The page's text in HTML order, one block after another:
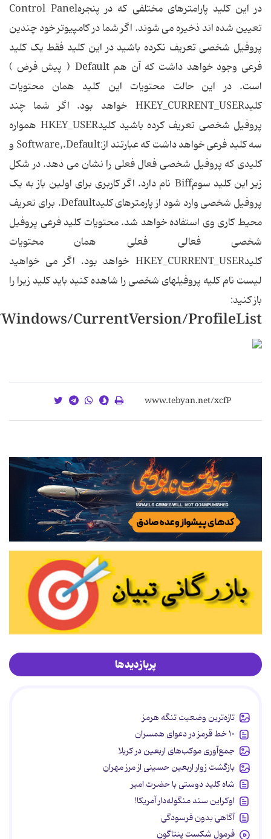
در این کلید پارامترهای مختلفی که در پنجرهControl Panel
تعیین شده اند ذخیره می شوند. اگر شما در کامپیوتر خود چندین
پروفیل شخصی تعریف نکرده باشید در این کلید فقط یک کلید
فرعی وجود خواهد داشت که آن هم Default ( پیش فرض )
است. در این حالت محتویات این کلید همان محتویات
کلیدHKEY_CURRENT_USER خواهد بود. اگر شما چند
پروفیل شخصی تعریف کرده باشید کلیدHKEY_USER همواره
سه کلید فرعی خواهد داشت که عبارتند از:Software,.Default و
کلیدی که پروفیل شخصی فعال فعلی را نشان می دهد. در شکل
زیر این کلید سومBiff نام دارد. اگر کاربری برای اولین باز به یک
پروفیل شخصی وارد شود از پارمترهای کلیدDefault. برای تعریف
محیط کاری وی استفاده خواهد شد. محتویات کلید فرعی پروفیل
شخصی فعالی فعلی همان محتویات
کلیدHKEY_CURRENT_USER خواهد بود. اگر می خواهید
لیست نام کلیه پروفیلهای شخصی را شاهده کنید باید کلید زیرا را
باز کنید:
Windows/CurrentVersion/ProfileList
پربازدیدها
تازه‌ترین وضعیت تنگه هرمز
۱۰ خط قرمز در دعوای همسران
جمع‌آوری موکب‌های اربعین در کربلا
بازگشت زوار اربعین حسینی از مرز مهران
شاه کلید دوستی با حضرت امیر
اوکراین سند منگوله‌دار آمریکا!
آگاهی بدون فرسودگی
فرمول شکست پنتاگون